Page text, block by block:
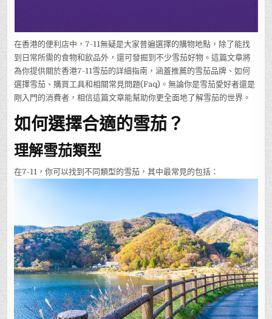
在香港的便利店中，7-11無疑是大家普遍選擇的購物地點，除了能找
到日常所需的食物和飲品外，還可發掘到不少雪茄好物。這篇文章將
為你提供關於香港7-11雪茄的詳細指南，涵蓋推薦的雪茄品牌、如何
選擇雪茄、購買工具和相關常見問題(Faq)。無論你是雪茄愛好者還是
剛入門的消費者，相信這篇文章能幫助你更全面地了解雪茄的世界。
如何選擇合適的雪茄？
理解雪茄類型
在7-11，你可以找到不同類型的雪茄，其中最常見的包括：